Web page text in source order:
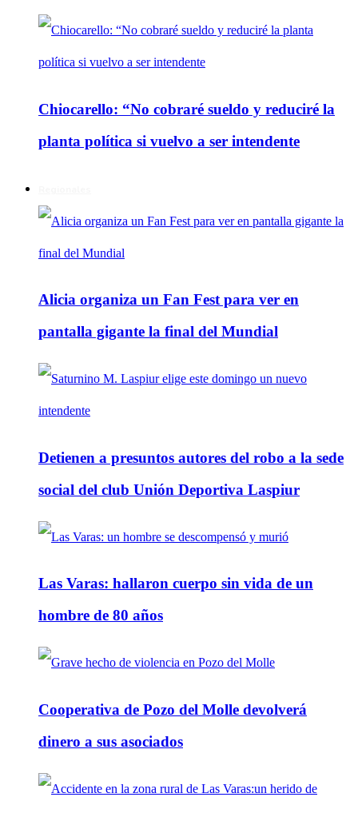
Chiocarello: “No cobraré sueldo y reduciré la
planta política si vuelvo a ser intendente
Alicia organiza un Fan Fest para ver en
pantalla gigante la final del Mundial
Detienen a presuntos autores del robo a la sede
social del club Unión Deportiva Laspiur
Las Varas: hallaron cuerpo sin vida de un
hombre de 80 años
Cooperativa de Pozo del Molle devolverá
dinero a sus asociados